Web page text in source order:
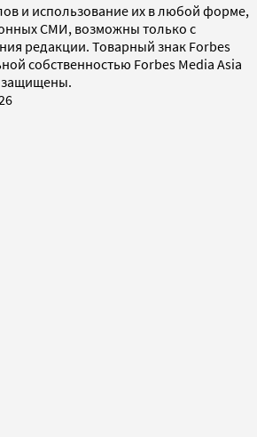
и использование их в любой форме,
СМИ, возможны только с
редакции. Товарный знак Forbes
собственностью Forbes Media Asia
защищены.